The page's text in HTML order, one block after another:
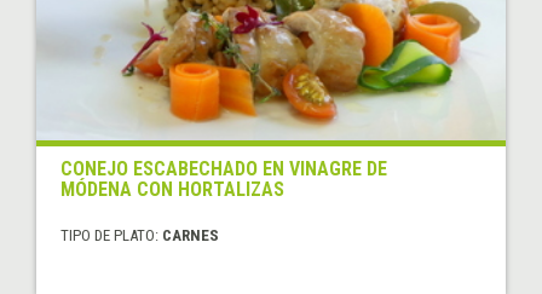
CONEJO ESCABECHADO EN VINAGRE DE
MÓDENA CON HORTALIZAS
TIPO DE PLATO: CARNES